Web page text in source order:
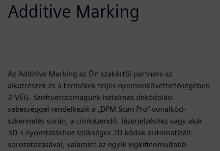
Additive Marking
Az Additive Marking az Ön szakértői partnere az
alkatrészek és a termékek teljes nyomonkövethetőségében.
2-VÉG. Szoftvercsomagunk hatalmas dekódolási
sebességgel rendelkezik a „DPM Scan Pro” vonalkód-
szkennelés során, a címkézendő, lézerjelzéshez vagy akár
3D-s nyomtatáshoz szükséges 2D kódok automatizált
sorozatozásával, valamint az egyik legkifinomultabb